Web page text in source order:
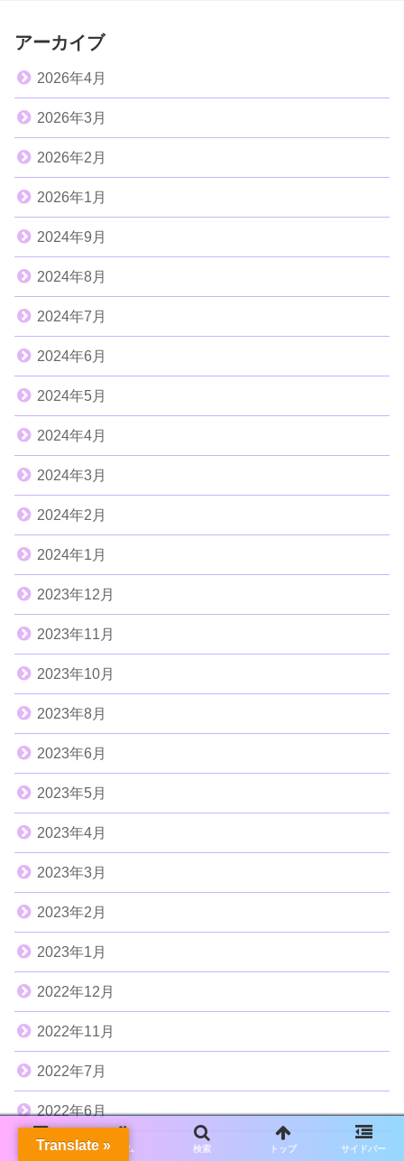
アーカイブ
2026年4月
2026年3月
2026年2月
2026年1月
2024年9月
2024年8月
2024年7月
2024年6月
2024年5月
2024年4月
2024年3月
2024年2月
2024年1月
2023年12月
2023年11月
2023年10月
2023年8月
2023年6月
2023年5月
2023年4月
2023年3月
2023年2月
2023年1月
2022年12月
2022年11月
2022年7月
2022年6月
2022年5月
メニュー ホーム 検索 トップ サイドバー
Translate »